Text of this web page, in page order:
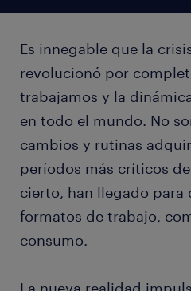
Es innegable que la
revolucionó por
trabajamos y la
en todo el mundo. No
cambios y rutinas
períodos más críticos
cierto, han llegado para
formatos de trabajo,
consumo.